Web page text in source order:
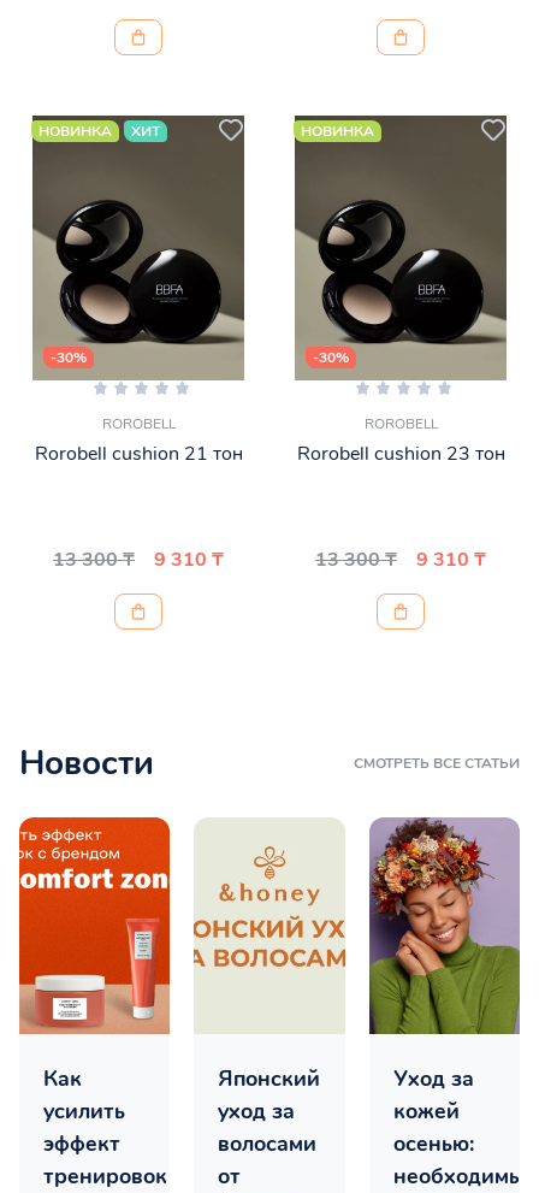
НОВИНКА ХИТ
-30%
ROROBELL
Rorobell cushion 21 тон
13 300 ₸ 9 310 ₸
НОВИНКА
-30%
ROROBELL
Rorobell cushion 23 тон
13 300 ₸ 9 310 ₸
Новости СМОТРЕТЬ ВСЕ СТАТЬИ
Как
усилить
эффект
тренировок
Японский
уход за
волосами
от
Уход за
кожей
осенью:
необходимые